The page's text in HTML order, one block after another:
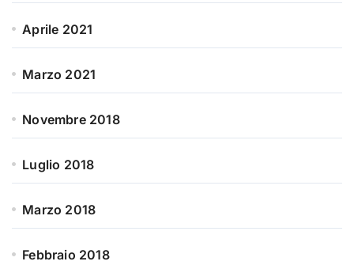
Aprile 2021
Marzo 2021
Novembre 2018
Luglio 2018
Marzo 2018
Febbraio 2018